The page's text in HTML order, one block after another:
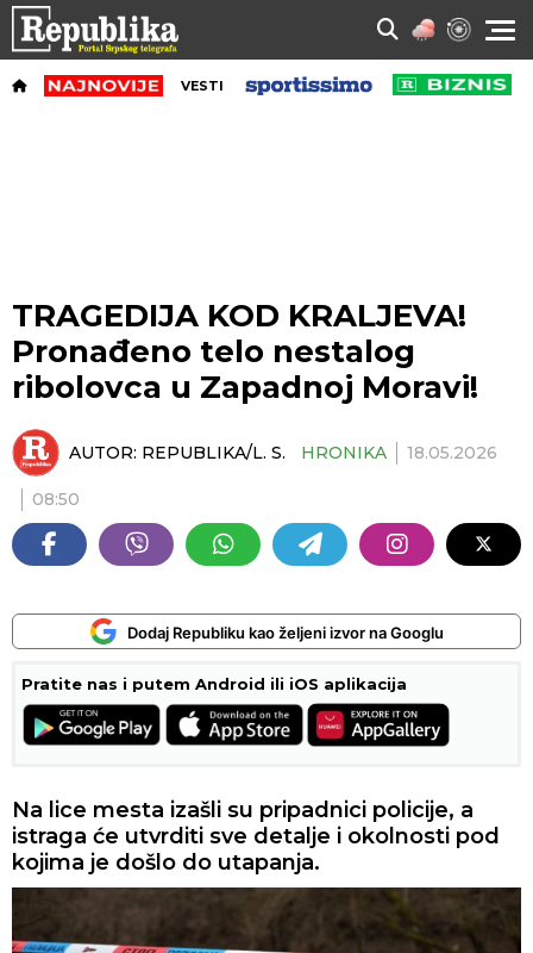
VESTI
TRAGEDIJA KOD KRALJEVA!
Pronađeno telo nestalog
ribolovca u Zapadnoj Moravi!
AUTOR: REPUBLIKA/L. S. HRONIKA 18.05.2026
08:50
Dodaj Republiku kao željeni izvor na Googlu
Pratite nas i putem Android ili iOS aplikacija
Na lice mesta izašli su pripadnici policije, a
istraga će utvrditi sve detalje i okolnosti pod
kojima je došlo do utapanja.